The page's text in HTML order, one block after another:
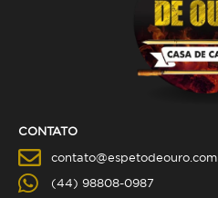
CONTATO
contato@espetodeouro.com
(44) 98808-0987